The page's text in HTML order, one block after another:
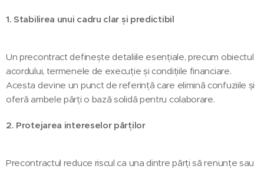
1. Stabilirea unui cadru clar și predictibil
Un precontract definește detaliile esențiale, precum obiectul
acordului, termenele de execuție și condițiile financiare.
Acesta devine un punct de referință care elimină confuziile și
oferă ambele părți o bază solidă pentru colaborare.
2. Protejarea intereselor părților
Precontractul reduce riscul ca una dintre părți să renunțe sau